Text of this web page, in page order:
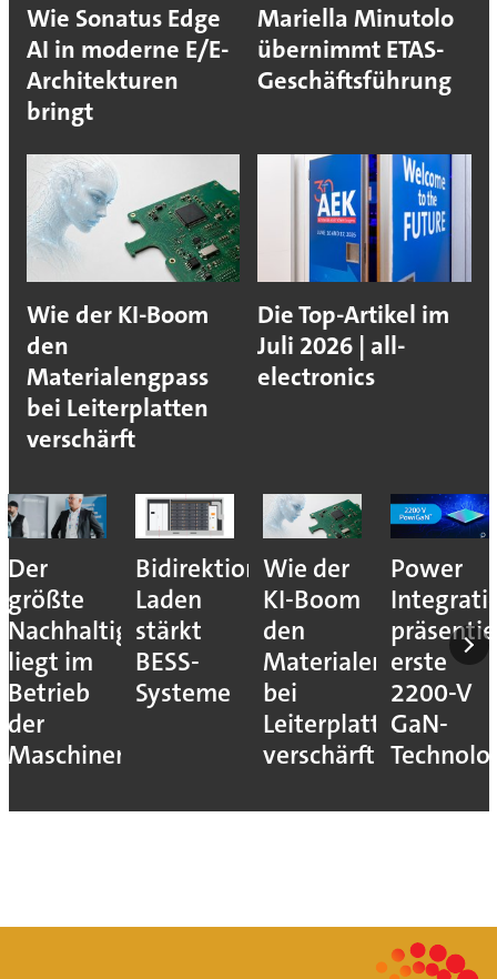
Wie Sonatus Edge
AI in moderne E/E-
Architekturen
bringt
Mariella Minutolo
übernimmt ETAS-
Geschäftsführung
Wie der KI-Boom
den
Materialengpass
bei Leiterplatten
verschärft
Die Top-Artikel im
Juli 2026 | all-
electronics
Der
größte
Nachhaltigkeitshebel
liegt im
Betrieb
der
Maschinen
Bidirektionales
Laden
stärkt
BESS-
Systeme
Wie der
KI-Boom
den
Materialengpass
bei
Leiterplatten
verschärft
Power
erste
2200-V
GaN-